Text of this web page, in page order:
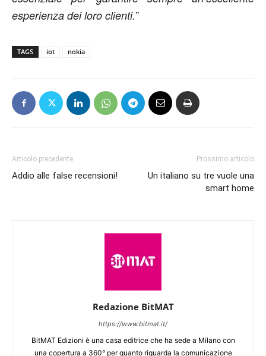
esperienza dei loro clienti.”
TAGS iot nokia
Articolo precedente
Addio alle false recensioni!
Prossimo articolo
Un italiano su tre vuole una
smart home
Redazione BitMAT
https://www.bitmat.it/
BitMAT Edizioni è una casa editrice che ha sede a Milano con
una copertura a 360° per quanto riguarda la comunicazione